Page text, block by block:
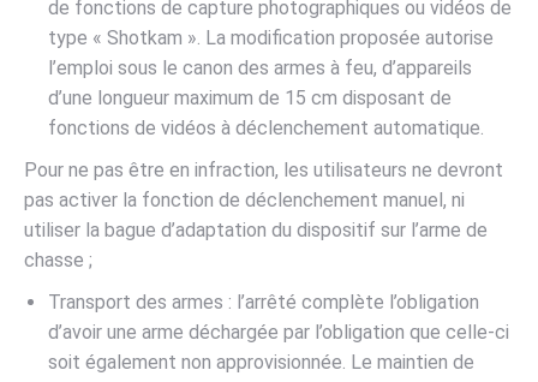
de fonctions de capture photographiques ou vidéos de
type « Shotkam ». La modification proposée autorise
l’emploi sous le canon des armes à feu, d’appareils
d’une longueur maximum de 15 cm disposant de
fonctions de vidéos à déclenchement automatique.
Pour ne pas être en infraction, les utilisateurs ne devront
pas activer la fonction de déclenchement manuel, ni
utiliser la bague d’adaptation du dispositif sur l’arme de
chasse ;
Transport des armes : l’arrêté complète l’obligation
d’avoir une arme déchargée par l’obligation que celle-ci
soit également non approvisionnée. Le maintien de